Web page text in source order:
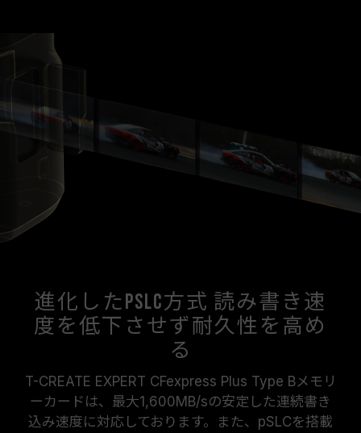
進化したpSLC方式 読み書き速
度を低下させず耐久性を高め
る
T-CREATE EXPERT CFexpress Plus Type Bメモリ
ーカードは、最大1,600MB/sの安定した連続書き
込み速度に対応しております。また、pSLCを搭載